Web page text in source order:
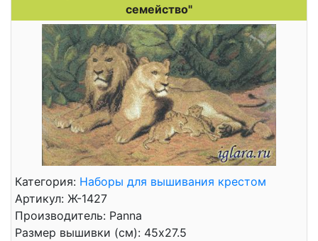
семейство"
Категория: Наборы для вышивания крестом
Артикул: Ж-1427
Производитель: Panna
Размер вышивки (см): 45x27.5